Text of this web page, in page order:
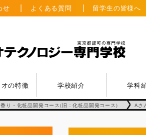
せ よくある質問 留学生の皆様へ
の特徴 学校紹介 学科
香り・化粧品開発コース(旧：化粧品開発コース) Aさん